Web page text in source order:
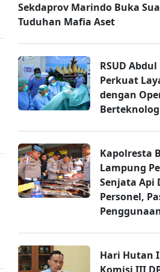
Sekdaprov Marindo Buka
Tuduhan Mafia Aset
RSUD
Perkuat
dengan
Kapolresta
Lampung
Senjata Api
Personel,
Hari Hutan